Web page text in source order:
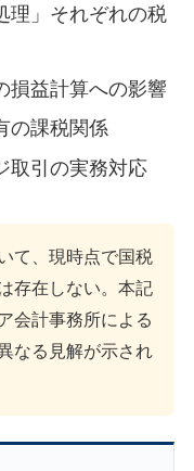
理」それぞれの税
損益計算への影響
の課税関係
取引の実務対応
て、現時点で国税
存在しない。本記
会計事務所による
なる見解が示され